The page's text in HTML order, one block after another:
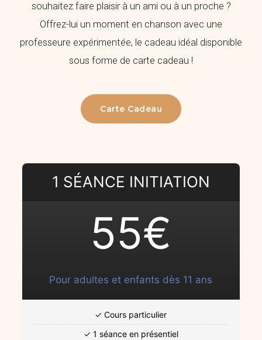
souhaitez faire plaisir à un ami ou à un proche ?
Offrez-lui un moment en chanson avec une
professeure expérimentée, le cadeau idéal disponible
sous forme de carte cadeau !
Carte Cadeau
1 SÉANCE INITIATION
55€
Pour adultes et enfants dès 11 ans
✓ Cours particulier
✓ 1 séance en présentiel